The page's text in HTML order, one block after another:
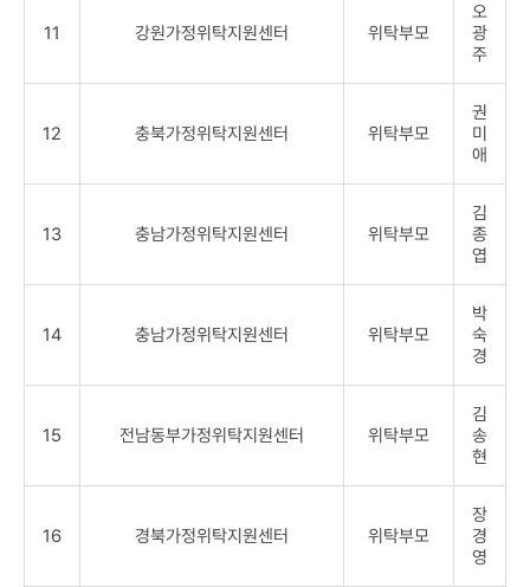
11 강원가정위탁지원센터 위탁부모
오
광
주
12 충북가정위탁지원센터 위탁부모
권
미
애
13 충남가정위탁지원센터 위탁부모
김
종
엽
14 충남가정위탁지원센터 위탁부모
박
숙
경
15 전남동부가정위탁지원센터 위탁부모
김
송
현
16 경북가정위탁지원센터 위탁부모
장
경
영